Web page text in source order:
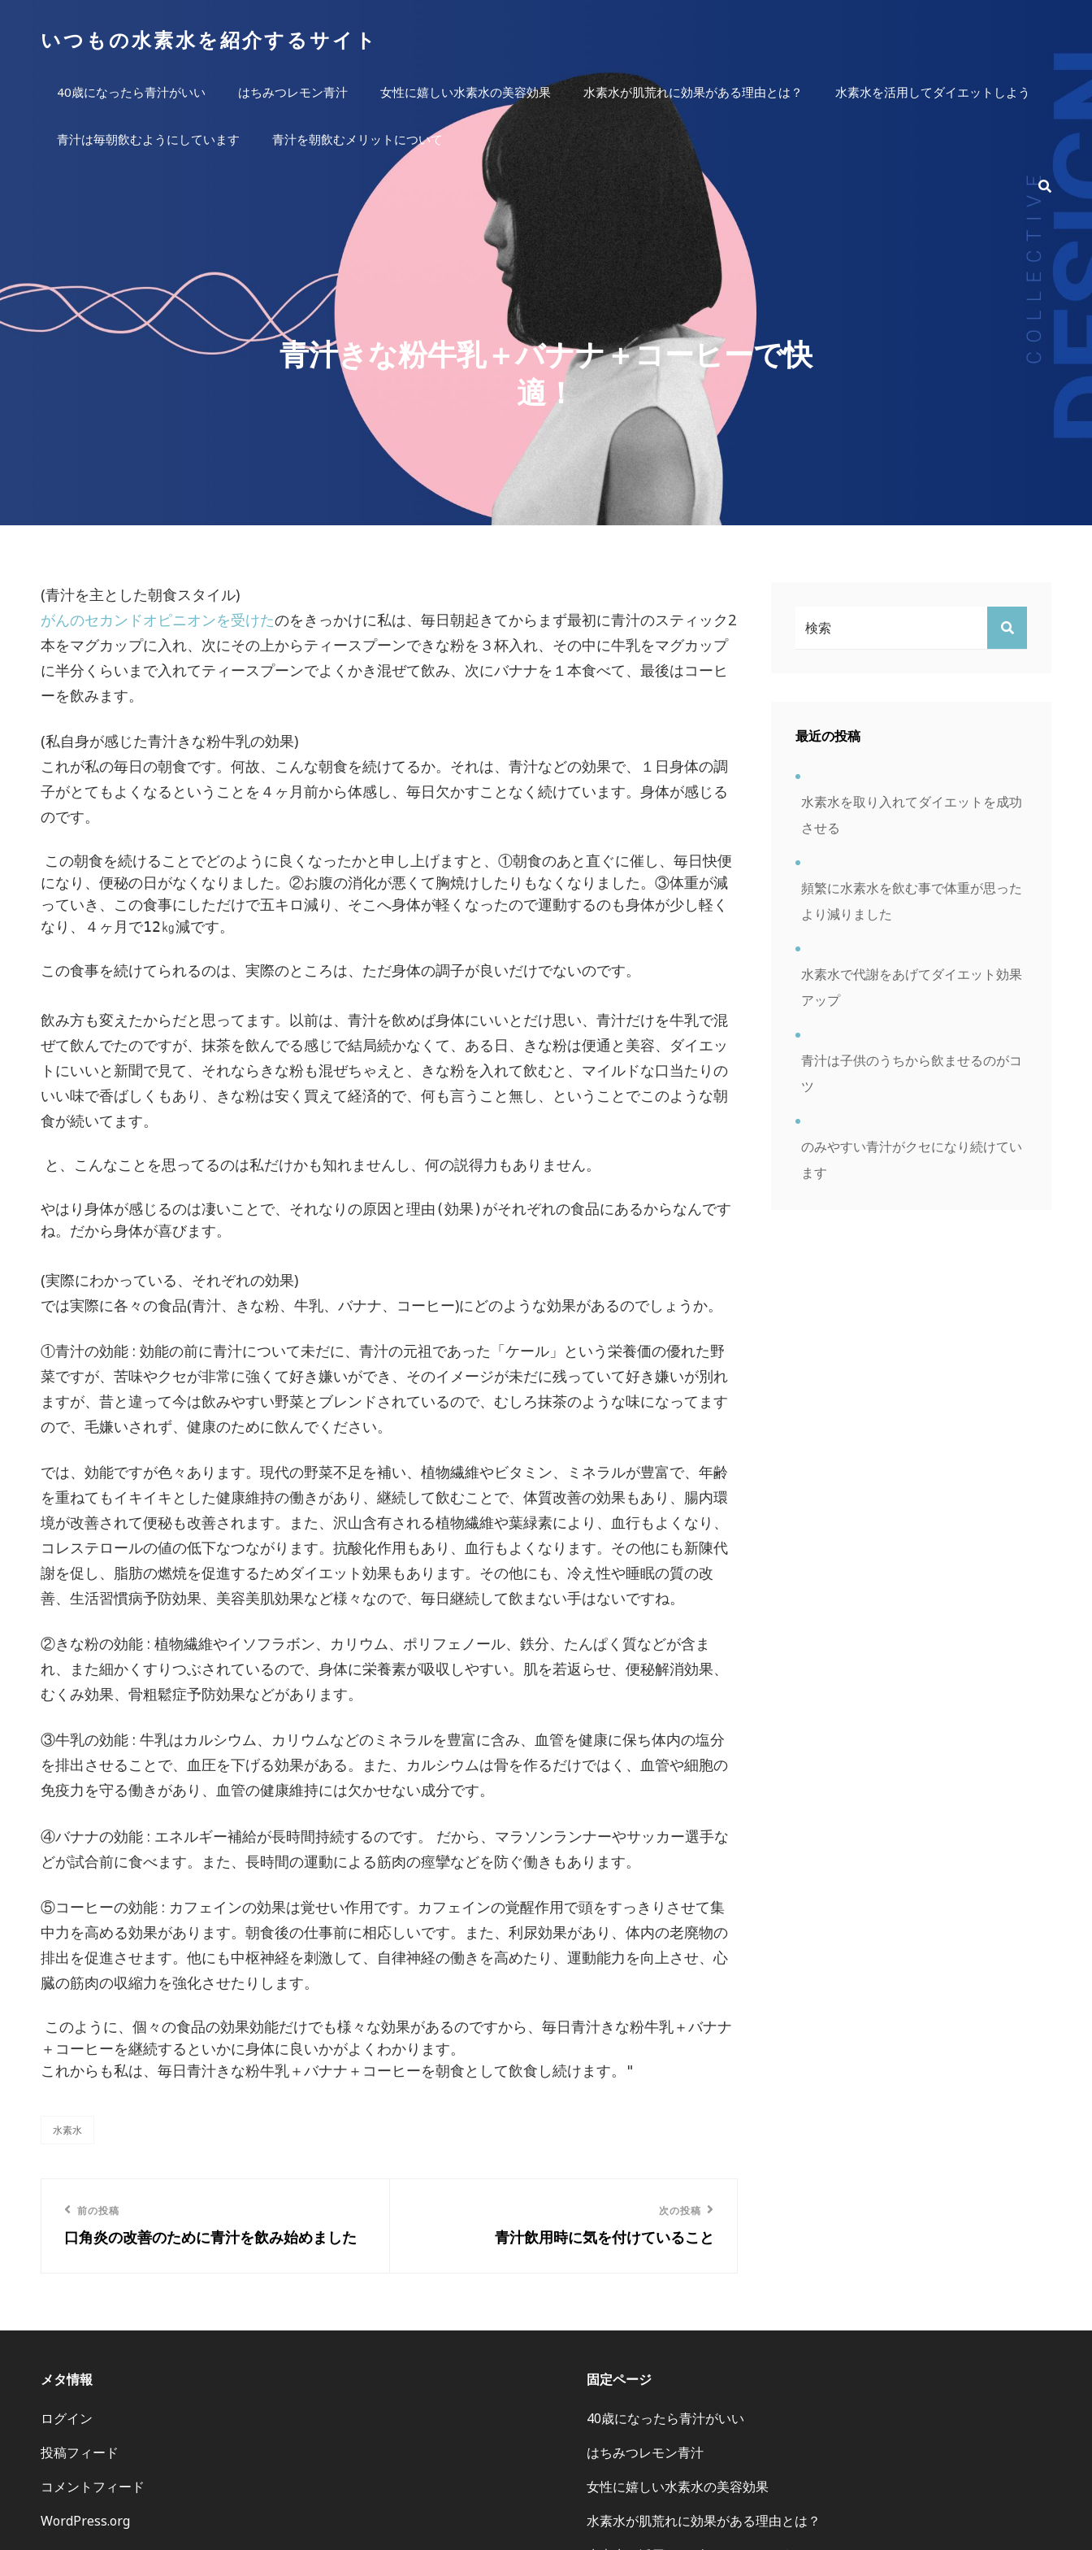
いつもの水素水を紹介するサイト
40歳になったら青汁がいい はちみつレモン青汁 女性に嬉しい水素水の美容効果 水素水が肌荒れに効果がある理由とは？ 水素水を活用してダイエットしよう
青汁は毎朝飲むようにしています 青汁を朝飲むメリットについて
検
索
青汁きな粉牛乳＋バナナ＋コーヒーで快
適！
(青汁を主とした朝食スタイル)
がんのセカンドオピニオンを受けたのをきっかけに私は、毎日朝起きてからまず最初に青汁のスティック2
本をマグカップに入れ、次にその上からティースプーンできな粉を３杯入れ、その中に牛乳をマグカップ
に半分くらいまで入れてティースプーンでよくかき混ぜて飲み、次にバナナを１本食べて、最後はコーヒ
ーを飲みます。
(私自身が感じた青汁きな粉牛乳の効果)
これが私の毎日の朝食です。何故、こんな朝食を続けてるか。それは、青汁などの効果で、１日身体の調
子がとてもよくなるということを４ヶ月前から体感し、毎日欠かすことなく続けています。身体が感じる
のです。
この朝食を続けることでどのように良くなったかと申し上げますと、①朝食のあと直ぐに催し、毎日快便
になり、便秘の日がなくなりました。②お腹の消化が悪くて胸焼けしたりもなくなりました。③体重が減
っていき、この食事にしただけで五キロ減り、そこへ身体が軽くなったので運動するのも身体が少し軽く
なり、４ヶ月で12㎏減です。
この食事を続けてられるのは、実際のところは、ただ身体の調子が良いだけでないのです。
飲み方も変えたからだと思ってます。以前は、青汁を飲めば身体にいいとだけ思い、青汁だけを牛乳で混
ぜて飲んでたのですが、抹茶を飲んでる感じで結局続かなくて、ある日、きな粉は便通と美容、ダイエッ
トにいいと新聞で見て、それならきな粉も混ぜちゃえと、きな粉を入れて飲むと、マイルドな口当たりの
いい味で香ばしくもあり、きな粉は安く買えて経済的で、何も言うこと無し、ということでこのような朝
食が続いてます。
と、こんなことを思ってるのは私だけかも知れませんし、何の説得力もありません。
やはり身体が感じるのは凄いことで、それなりの原因と理由(効果)がそれぞれの食品にあるからなんです
ね。だから身体が喜びます。
(実際にわかっている、それぞれの効果)
では実際に各々の食品(青汁、きな粉、牛乳、バナナ、コーヒー)にどのような効果があるのでしょうか。
①青汁の効能 : 効能の前に青汁について未だに、青汁の元祖であった「ケール」という栄養価の優れた野
菜ですが、苦味やクセが非常に強くて好き嫌いができ、そのイメージが未だに残っていて好き嫌いが別れ
ますが、昔と違って今は飲みやすい野菜とブレンドされているので、むしろ抹茶のような味になってます
ので、毛嫌いされず、健康のために飲んでください。
では、効能ですが色々あります。現代の野菜不足を補い、植物繊維やビタミン、ミネラルが豊富で、年齢
を重ねてもイキイキとした健康維持の働きがあり、継続して飲むことで、体質改善の効果もあり、腸内環
境が改善されて便秘も改善されます。また、沢山含有される植物繊維や葉緑素により、血行もよくなり、
コレステロールの値の低下なつながります。抗酸化作用もあり、血行もよくなります。その他にも新陳代
謝を促し、脂肪の燃焼を促進するためダイエット効果もあります。その他にも、冷え性や睡眠の質の改
善、生活習慣病予防効果、美容美肌効果など様々なので、毎日継続して飲まない手はないですね。
②きな粉の効能 : 植物繊維やイソフラボン、カリウム、ポリフェノール、鉄分、たんぱく質などが含ま
れ、また細かくすりつぶされているので、身体に栄養素が吸収しやすい。肌を若返らせ、便秘解消効果、
むくみ効果、骨粗鬆症予防効果などがあります。
③牛乳の効能 : 牛乳はカルシウム、カリウムなどのミネラルを豊富に含み、血管を健康に保ち体内の塩分
を排出させることで、血圧を下げる効果がある。また、カルシウムは骨を作るだけではく、血管や細胞の
免疫力を守る働きがあり、血管の健康維持には欠かせない成分です。
④バナナの効能 : エネルギー補給が長時間持続するのです。 だから、マラソンランナーやサッカー選手な
どが試合前に食べます。また、長時間の運動による筋肉の痙攣などを防ぐ働きもあります。
⑤コーヒーの効能 : カフェインの効果は覚せい作用です。カフェインの覚醒作用で頭をすっきりさせて集
中力を高める効果があります。朝食後の仕事前に相応しいです。また、利尿効果があり、体内の老廃物の
排出を促進させます。他にも中枢神経を刺激して、自律神経の働きを高めたり、運動能力を向上させ、心
臓の筋肉の収縮力を強化させたりします。
このように、個々の食品の効果効能だけでも様々な効果があるのですから、毎日青汁きな粉牛乳＋バナナ
＋コーヒーを継続するといかに身体に良いかがよくわかります。
これからも私は、毎日青汁きな粉牛乳＋バナナ＋コーヒーを朝食として飲食し続けます。"
水素水
稿
ー
シ
ョ
ン
前
の
前の投稿
口角炎の改善のために青汁を飲み始めました
次の投稿
青汁飲用時に気を付けていること
検
検
最近の投稿
水素水を取り入れてダイエットを成功
させる
頻繁に水素水を飲む事で体重が思った
より減りました
水素水で代謝をあげてダイエット効果
アップ
青汁は子供のうちから飲ませるのがコ
ツ
のみやすい青汁がクセになり続けてい
ます
メタ情報
ログイン
投稿フィード
コメントフィード
WordPress.org
固定ページ
40歳になったら青汁がいい
はちみつレモン青汁
女性に嬉しい水素水の美容効果
水素水が肌荒れに効果がある理由とは？